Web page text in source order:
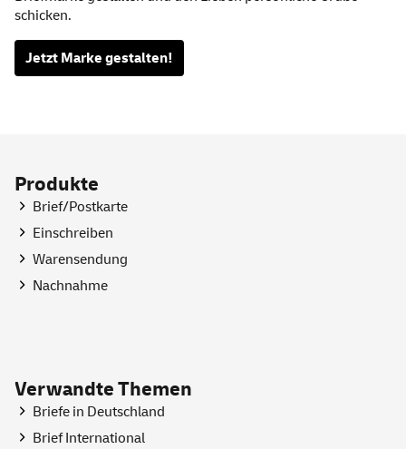
schicken.
Jetzt Marke gestalten!
Produkte
Brief/Postkarte
Einschreiben
Warensendung
Nachnahme
Verwandte Themen
Briefe in Deutschland
Brief International